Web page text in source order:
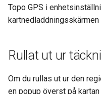
Topo GPS i
Rullat ut ur
Om du rullas ut ur den
en popup överst på